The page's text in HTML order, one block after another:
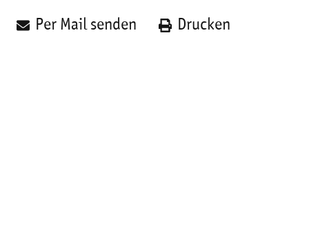
Per Mail senden Drucken